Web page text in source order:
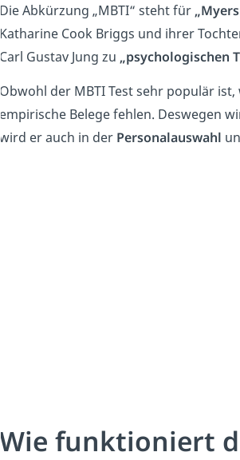
Die Abkürzung „MBTI“ steht für
Katharine Cook Briggs und ihrer
Carl Gustav Jung zu „psychologischen
Obwohl der MBTI Test sehr populär
empirische Belege fehlen. Deswegen
wird er auch in der Personalauswahl
Wie funktioniert